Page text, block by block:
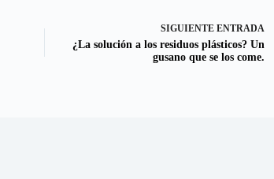
SIGUIENTE ENTRADA
¿La solución a los residuos plásticos? Un
gusano que se los come.